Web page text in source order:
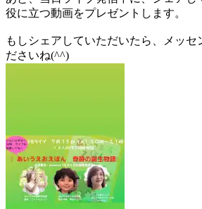
役に立つ動画をプレゼントします。
もしシェアしていただいたら、
メッセ
ださいね(^^)